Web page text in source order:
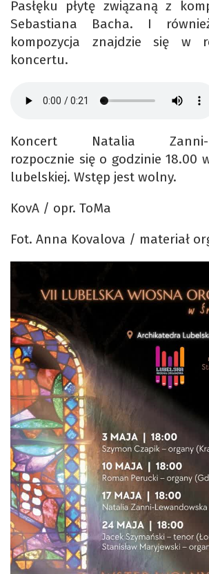
Pasłęku płytę związaną z
Sebastiana Bacha. I
kompozycja znajdzie się w
koncertu.
Koncert Natalia Zanni-
rozpocznie się o godzinie 18.00
lubelskiej. Wstęp jest wolny.
KovA / opr. ToMa
Fot. Anna Kovalova / materiał